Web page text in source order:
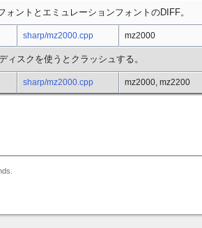
ォントとエミュレーションフォントのDIFF。
sharp/mz2000.cpp mz2000
ィスクを使うとクラッシュする。
sharp/mz2000.cpp mz2000, mz2200